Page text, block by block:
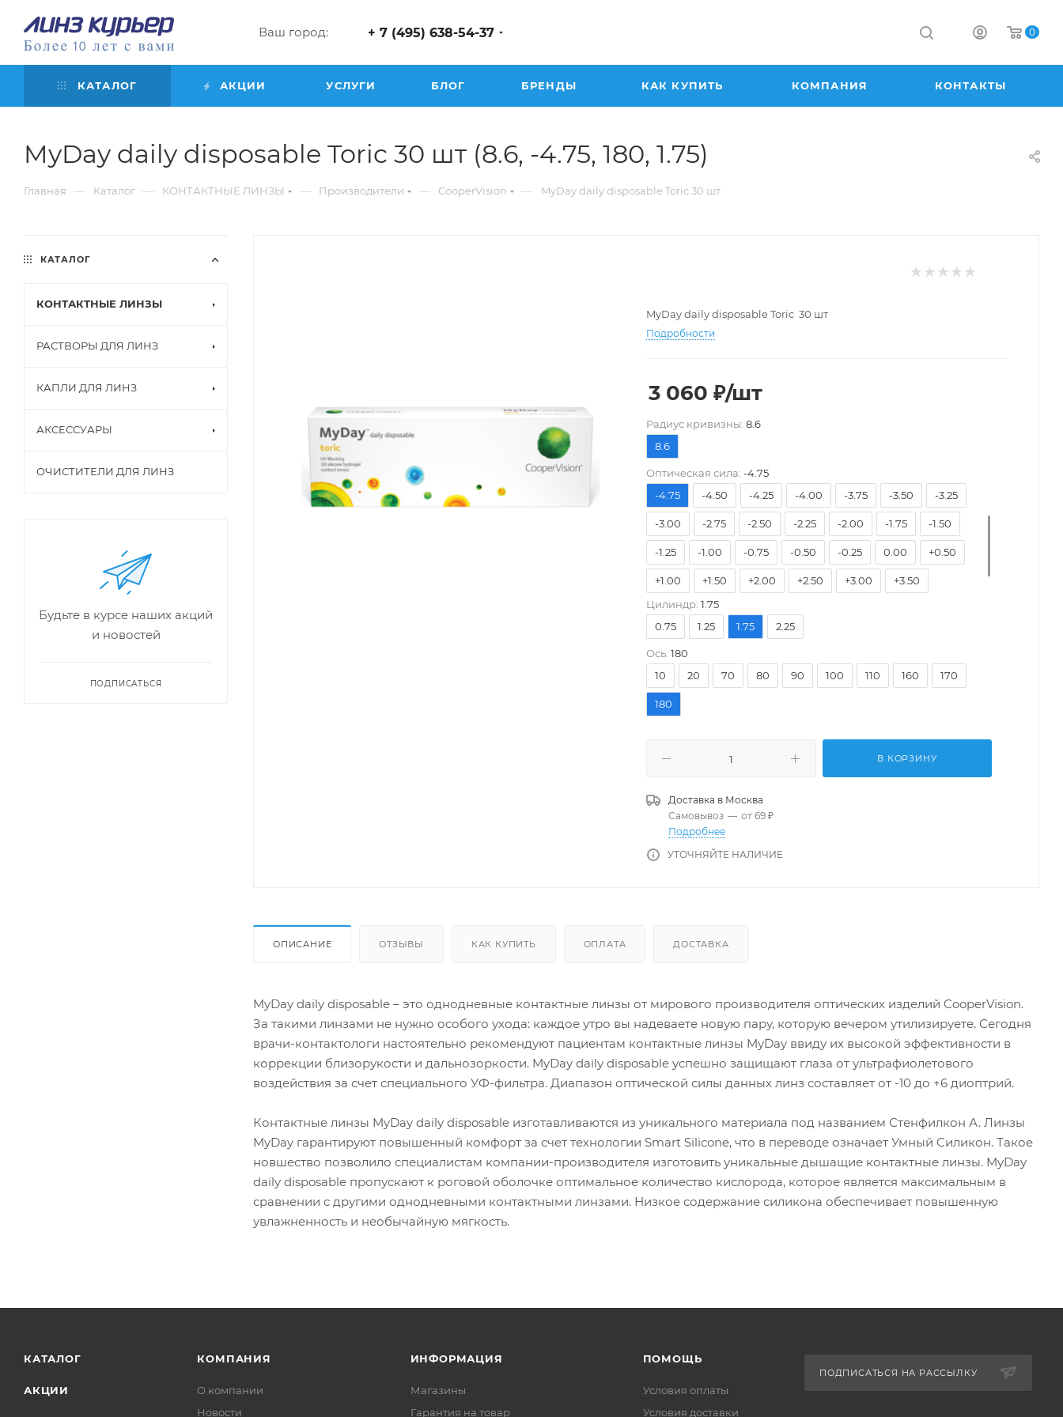
Ваш город: + 7 (495) 638-54-37 0
КАТАЛОГ АКЦИИ УСЛУГИ БЛОГ БРЕНДЫ КАК КУПИТЬ КОМПАНИЯ КОНТАКТЫ
MyDay daily disposable Toric 30 шт (8.6, -4.75, 180, 1.75)
Главная — Каталог — КОНТАКТНЫЕ ЛИНЗЫ — Производители — CooperVision — MyDay daily disposable Toric 30 шт
MyDay daily disposable Toric 30 шт
Подробности
3 060 ₽/шт
Pадиус кривизны: 8.6
8.6
Оптическая сила: -4.75
-10.00
-4.75 -4.50 -4.25 -4.00 -3.75 -3.50 -3.25
-3.00 -2.75 -2.50 -2.25 -2.00 -1.75 -1.50
-1.25 -1.00 -0.75 -0.50 -0.25 0.00 +0.50
+1.00 +1.50 +2.00 +2.50 +3.00 +3.50
+4.00 +4.50
Цилиндр: 1.75
0.75
1.25 1.75 2.25
Ось: 180
10
20 70 80 90 100 110 160 170
180
В КОРЗИНУ
Доставка в Москва
Самовывоз — от 69 ₽
Подробнее
УТОЧНЯЙТЕ НАЛИЧИЕ
ОПИСАНИЕ ОТЗЫВЫ КАК КУПИТЬ ОПЛАТА ДОСТАВКА
MyDay daily disposable – это однодневные контактные линзы от мирового производителя оптических изделий CooperVision.
За такими линзами не нужно особого ухода: каждое утро вы надеваете новую пару, которую вечером утилизируете. Сегодня
врачи-контактологи настоятельно рекомендуют пациентам контактные линзы MyDay ввиду их высокой эффективности в
коррекции близорукости и дальнозоркости. MyDay daily disposable успешно защищают глаза от ультрафиолетового
воздействия за счет специального УФ-фильтра. Диапазон оптической силы данных линз составляет от -10 до +6 диоптрий.
Контактные линзы MyDay daily disposable изготавливаются из уникального материала под названием Стенфилкон А. Линзы
MyDay гарантируют повышенный комфорт за счет технологии Smart Silicone, что в переводе означает Умный Силикон. Такое
новшество позволило специалистам компании-производителя изготовить уникальные дышащие контактные линзы. MyDay
daily disposable пропускают к роговой оболочке оптимальное количество кислорода, которое является максимальным в
сравнении с другими однодневными контактными линзами. Низкое содержание силикона обеспечивает повышенную
увлажненность и необычайную мягкость.
КАТАЛОГ
КОНТАКТНЫЕ ЛИНЗЫ
РАСТВОРЫ ДЛЯ ЛИНЗ
КАПЛИ ДЛЯ ЛИНЗ
АКСЕССУАРЫ
ОЧИСТИТЕЛИ ДЛЯ ЛИНЗ
Будьте в курсе наших акций
и новостей
ПОДПИСАТЬСЯ
КАТАЛОГ
АКЦИИ
КОМПАНИЯ
О компании
Новости
ИНФОРМАЦИЯ
Магазины
Гарантия на товар
ПОМОЩЬ
Условия оплаты
Условия доставки
ПОДПИСАТЬСЯ НА РАССЫЛКУ